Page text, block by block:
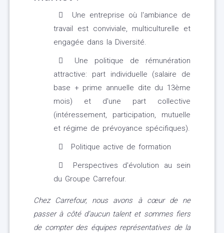
Une entreprise où l'ambiance de
travail est conviviale, multiculturelle et
engagée dans la Diversité.
Une politique de rémunération
attractive: part individuelle (salaire de
base + prime annuelle dite du 13ème
mois) et d'une part collective
(intéressement, participation, mutuelle
et régime de prévoyance spécifiques).
Politique active de formation
Perspectives d'évolution au sein
du Groupe Carrefour.
Chez Carrefour, nous avons à cœur de ne
passer à côté d’aucun talent et sommes fiers
de compter des équipes représentatives de la